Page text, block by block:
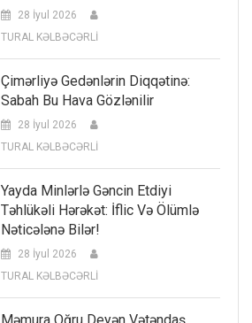
28 İyul 2026
TURAL KƏLBƏCƏRLİ
Çimərliyə Gedənlərin Diqqətinə:
Sabah Bu Hava Gözlənilir
28 İyul 2026
TURAL KƏLBƏCƏRLİ
Yayda Minlərlə Gəncin Etdiyi
Təhlükəli Hərəkət: İflic Və Ölümlə
Nəticələnə Bilər!
28 İyul 2026
TURAL KƏLBƏCƏRLİ
Məmura Oğru Deyən Vətəndaş